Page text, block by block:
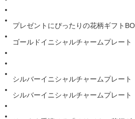
プレゼントにぴったりの花柄ギフト
ゴールドイニシャルチャームプレート
シルバーイニシャルチャームプレート
シルバーイニシャルチャームプレート